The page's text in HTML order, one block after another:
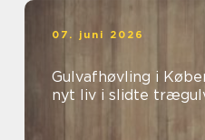
07. juni 2026
Gulvafhøvling i
nyt liv i slidte